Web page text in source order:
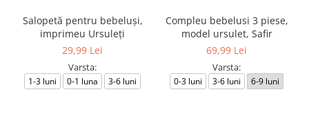
Salopetă pentru bebeluși,
imprimeu Ursuleți
29,99 Lei
Varsta:
1-3 luni 0-1 luna 3-6 luni
Compleu bebelusi 3 piese,
model ursulet, Safir
69,99 Lei
Varsta:
0-3 luni 3-6 luni 6-9 luni